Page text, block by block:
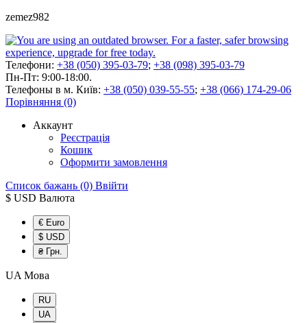
zemez982
Телефони: +38 (050) 395-03-79; +38 (098) 395-03-79
Пн-Пт: 9:00-18:00.
Телефоны в м. Київ: +38 (050) 039-55-55; +38 (066) 174-29-06
Порівняння (0)
Аккаунт
Реєстрація
Кошик
Оформити замовлення
Список бажань (0) Ввійти
$ USD Валюта
€ Euro
$ USD
₴ Грн.
UA Мова
RU
UA